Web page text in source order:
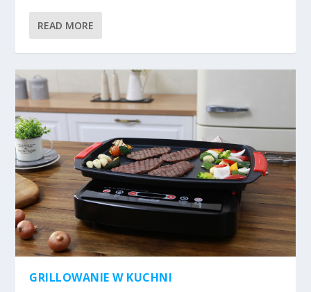
READ MORE
GRILLOWANIE W KUCHNI